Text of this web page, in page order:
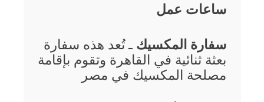
ساعات عمل
سفارة المكسيك ـ تُعد هذه سفارة
بعثة ثنائية في القاهرة وتقوم بإقامة
مصلحة المكسيك في مصر